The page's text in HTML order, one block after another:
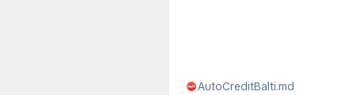
AutoCreditBalti.md